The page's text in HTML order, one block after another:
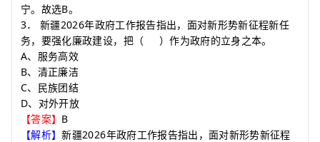
宁。故选B。
3． 新疆2026年政府工作报告指出，面对新形势新征程新任
务，要强化廉政建设，把（ ）作为政府的立身之本。
A、服务高效
B、清正廉洁
C、民族团结
D、对外开放
【答案】 B
【解析】新疆2026年政府工作报告指出，面对新形势新征程